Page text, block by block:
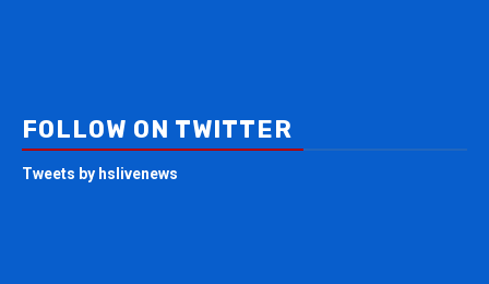
FOLLOW ON TWITTER
Tweets by hslivenews